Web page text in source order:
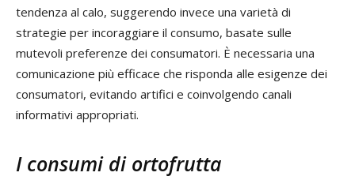
tendenza al calo, suggerendo invece una varietà di
strategie per incoraggiare il consumo, basate sulle
mutevoli preferenze dei consumatori. È necessaria una
comunicazione più efficace che risponda alle esigenze dei
consumatori, evitando artifici e coinvolgendo canali
informativi appropriati.
I consumi di ortofrutta